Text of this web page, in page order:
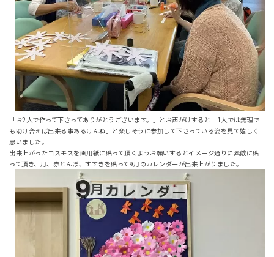
「お2人で作って下さってありがとうございます。」とお声がけすると「1人では無理で
も助け合えば出来る事あるけんね」と楽しそうに参加して下さっている姿を見て嬉しく
思いました。
出来上がったコスモスを画用紙に貼って頂くようお願いするとイメージ通りに素敵に貼
って頂き、月、赤とんぼ、すすきを貼って9月のカレンダーが出来上がりました。